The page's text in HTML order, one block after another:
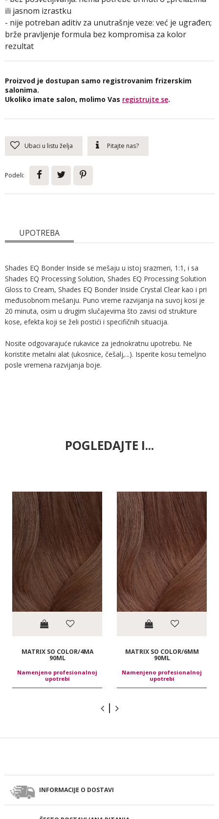
ili jasnom izrastku
- nije potreban aditiv za unutrašnje veze: već je ugrađen;
brže pravljenje formula bez kompromisa za kolor
rezultat
Proizvod je dostupan samo registrovanim frizerskim
salonima.
Ukoliko imate salon, molimo Vas registrujte se.
Ubaci u listu želja Pitajte nas?
Podeli:
UPOTREBA
Shades EQ Bonder Inside se mešaju u istoj srazmeri, 1:1, i sa
Shades EQ Processing Solution, Shades EQ Processing Solution
Gloss to Cream, Shades EQ Bonder Inside Crystal Clear kao i pri
međusobnom mešanju. Puno vreme razvijanja na suvoj kosi je
20 minuta, osim u drugim slučajevima što zavisi od strukture
kose, efekta koji se želi postići i specifičnih situacija.
Nosite odgovarajuće rukavice za jednokratnu upotrebu. Ne
koristite metalni alat (ukosnice, češalj,...). Isperite kosu temeljno
posle vremena razvijanja boje.
POGLEDAJTE I...
MATRIX SO COLOR/4MA
90ML
Namenjeno profesionalnoj
upotrebi
MATRIX SO COLOR/6MM
90ML
Namenjeno profesionalnoj
upotrebi
INFORMACIJE O DOSTAVI